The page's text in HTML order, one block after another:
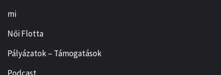
mi
Női Flotta
Pályázatok – Támogatások